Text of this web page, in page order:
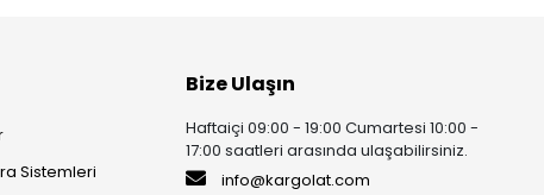
Sistemleri
Bize Ulaşın
Haftaiçi 09:00 - 19:00 Cumartesi 10:00 -
17:00 saatleri arasında ulaşabilirsiniz.
info@kargolat.com